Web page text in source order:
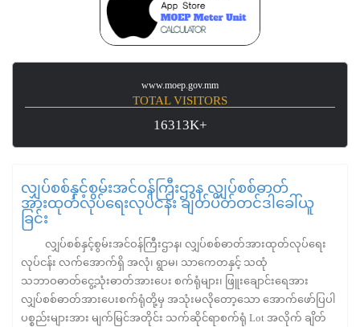
www.moep.gov.mm
TOTAL VISITORS
16313K+
လျှပ်စစ်နှင့်စွမ်းအင်ဝန်ကြီးဌာန လျှပ်စစ်ဓာတ်
အားထုတ်လုပ်ရေးလုပ်ငန်း ချိတ်ပိတ်တင်ဒါခေါ်ယူ
ခြင်း
လျှပ်စစ်နှင့်စွမ်းအင်ဝန်ကြီးဌာန၊ လျှပ်စစ်ဓာတ်အားထုတ်လုပ်ရေး
လုပ်ငန်း လက်အောက်ရှိ အလုံ၊ ရွာမ၊ သာကေတနှင့် သထုံ
သဘာဝဓာတ်ငွေ့သုံးဓာတ်အားပေး စက်ရုံများ၊ ဖြူးချောင်းရေအား
လျှပ်စစ်ဓာတ်အားပေးစက်ရုံတို့မှ အသုံးမလိုတော့သော အောက်ဖော်ပြပါ
ပစ္စည်းများအား မျက်မြင်အတိုင်း သက်ဆိုင်ရာစက်ရုံ Lot အလိုက် ချိတ်